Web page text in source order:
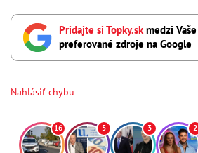
Pridajte si Topky.skmedzi Vaše
preferované zdroje na Google
Nahlásiť chybu
16 5 3 2